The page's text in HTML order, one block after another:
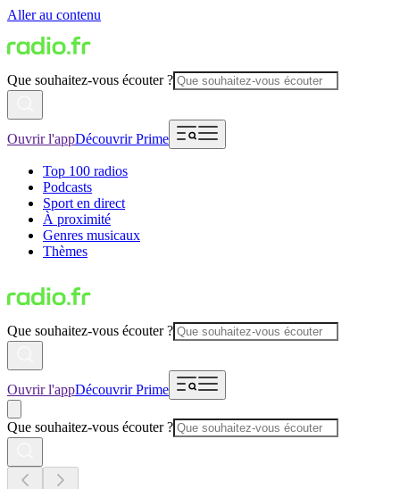
Aller au contenu
Que souhaitez-vous écouter ?
Ouvrir l'appDécouvrir Prime
Top 100 radios
Podcasts
Sport en direct
À proximité
Genres musicaux
Thèmes
Que souhaitez-vous écouter ?
Ouvrir l'appDécouvrir Prime
Que souhaitez-vous écouter ?